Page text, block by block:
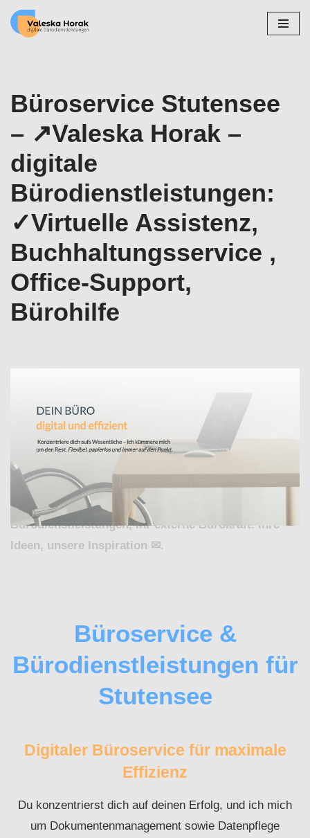
Zum
Büroservice Stutensee
– ↗️Valeska Horak –
digitale
Bürodienstleistungen:
✓Virtuelle Assistenz,
Buchhaltungsservice ,
Office-Support,
Bürohilfe
✓Virtuelle Assistenz, Office-Support,
Buchhaltungsservice , Bürohilfe.
✓Buchhaltungsservice , ✓Büroservice, ✓Virtuelle
Assistenz, ✓Office-Support und ✓Bürohilfe in 76297
Stutensee. ➡️ Valeska Horak – digitale
Bürodienstleistungen, Ihr externe Bürokraft. Ihre
Ideen, unsere Inspiration ✉.
Büroservice &
Bürodienstleistungen für
Stutensee
Digitaler Büroservice für maximale
Effizienz
Du konzentrierst dich auf deinen Erfolg, und ich mich
um Dokumentenmanagement sowie Datenpflege